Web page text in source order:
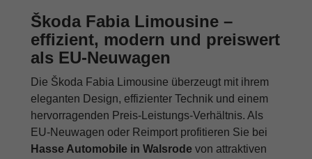
Škoda Fabia Limousine –
effizient, modern und preiswert
als EU-Neuwagen
Die Škoda Fabia Limousine überzeugt mit ihrem
eleganten Design, effizienter Technik und einem
hervorragenden Preis-Leistungs-Verhältnis. Als
EU-Neuwagen oder Reimport profitieren Sie bei
Hasse Automobile in Walsrode von attraktiven